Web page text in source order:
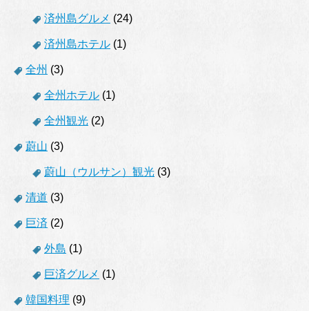
済州島グルメ (24)
済州島ホテル (1)
全州 (3)
全州ホテル (1)
全州観光 (2)
蔚山 (3)
蔚山（ウルサン）観光 (3)
清道 (3)
巨済 (2)
外島 (1)
巨済グルメ (1)
韓国料理 (9)